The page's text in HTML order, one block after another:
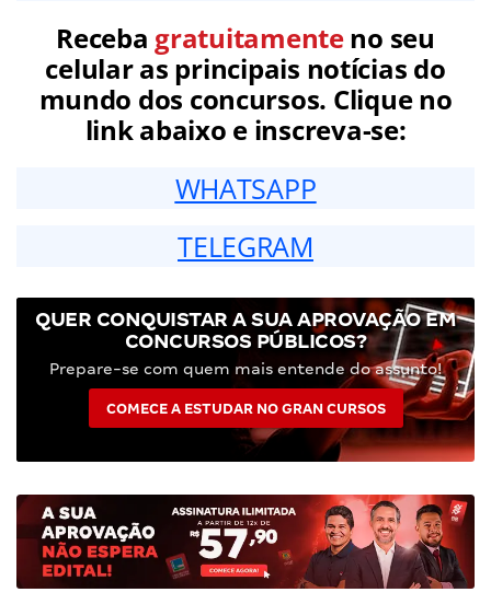
Receba gratuitamenteno seu
celular as principais notícias do
mundo dos concursos. Clique no
link abaixo e inscreva-se:
WHATSAPP
TELEGRAM
QUER CONQUISTAR A SUA APROVAÇÃO EM
CONCURSOS PÚBLICOS?
Prepare-se com quem mais entende do assunto!
COMECE A ESTUDAR NO GRAN CURSOS